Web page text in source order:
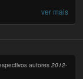
ver mais
autores2012-